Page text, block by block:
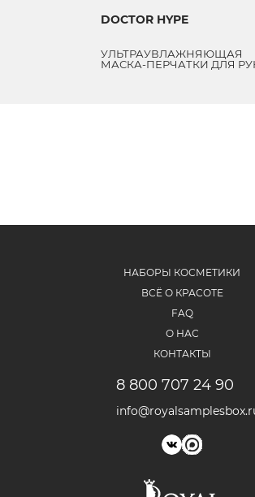
DOCTOR HYPE
УЛЬТРАУВЛАЖНЯЮЩАЯ
МАСКА-ПЕРЧАТКИ ДЛЯ
НАБОРЫ КОСМЕТИКИ
ВСЁ О КРАСОТЕ
FAQ
О НАС
КОНТАКТЫ
8 800 707 24 90